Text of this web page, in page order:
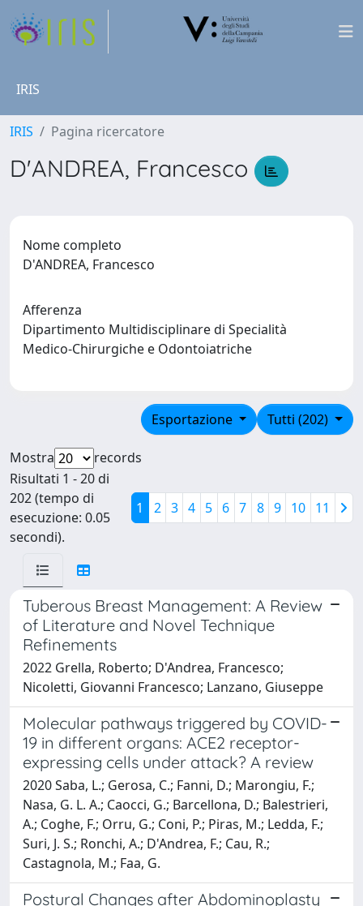
IRIS
IRIS Pagina ricercatore
D'ANDREA, Francesco
Nome completo
D'ANDREA, Francesco
Afferenza
Dipartimento Multidisciplinare di Specialità
Medico-Chirurgiche e Odontoiatriche
Tutti (202)
Esportazione
Mostra
records
Risultati 1 - 20 di
202 (tempo di
esecuzione: 0.05
secondi).
1 2 3 4 5 6 7 8 9 10 11
Tuberous Breast Management: A Review
of Literature and Novel Technique
Refinements
2022 Grella, Roberto; D'Andrea, Francesco;
Nicoletti, Giovanni Francesco; Lanzano, Giuseppe
Molecular pathways triggered by COVID-
19 in different organs: ACE2 receptor-
expressing cells under attack? A review
2020 Saba, L.; Gerosa, C.; Fanni, D.; Marongiu, F.;
Nasa, G. L. A.; Caocci, G.; Barcellona, D.; Balestrieri,
A.; Coghe, F.; Orru, G.; Coni, P.; Piras, M.; Ledda, F.;
Suri, J. S.; Ronchi, A.; D'Andrea, F.; Cau, R.;
Castagnola, M.; Faa, G.
Postural Changes after Abdominoplasty